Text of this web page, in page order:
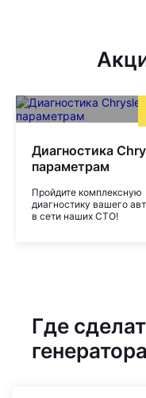
Диагностика
параметрам
Пройдите комплексную
диагностику вашего
в сети наших СТО!
Где